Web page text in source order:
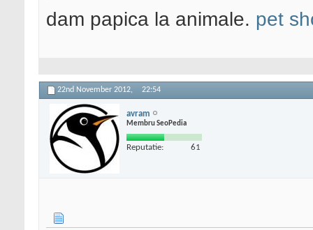
dam papica la animale. pet
22nd November 2012, 22:54
avram
Membru SeoPedia
Reputatie: 61